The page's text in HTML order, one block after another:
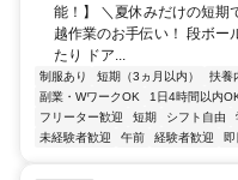
能！】 ＼夏休みだけの短期
越作業のお手伝い！ 段ボー
たり ドア...
制服あり 短期（3ヵ月以内） 扶養
副業・WワークOK
1日4時間以内
フリーター歓迎
短期 シフト自由
未経験者歓迎
午前 経験者歓迎